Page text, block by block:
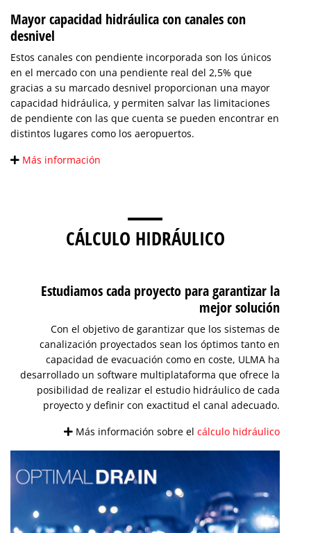
Mayor capacidad hidráulica con canales con
desnivel
Estos canales con pendiente incorporada son los únicos
en el mercado con una pendiente real del 2,5% que
gracias a su marcado desnivel proporcionan una mayor
capacidad hidráulica, y permiten salvar las limitaciones
de pendiente con las que cuenta se pueden encontrar en
distintos lugares como los aeropuertos.
Más información
CÁLCULO HIDRÁULICO
Estudiamos cada proyecto para garantizar la
mejor solución
Con el objetivo de garantizar que los sistemas de
canalización proyectados sean los óptimos tanto en
capacidad de evacuación como en coste, ULMA ha
desarrollado un software multiplataforma que ofrece la
posibilidad de realizar el estudio hidráulico de cada
proyecto y definir con exactitud el canal adecuado.
Más información sobre el cálculo hidráulico